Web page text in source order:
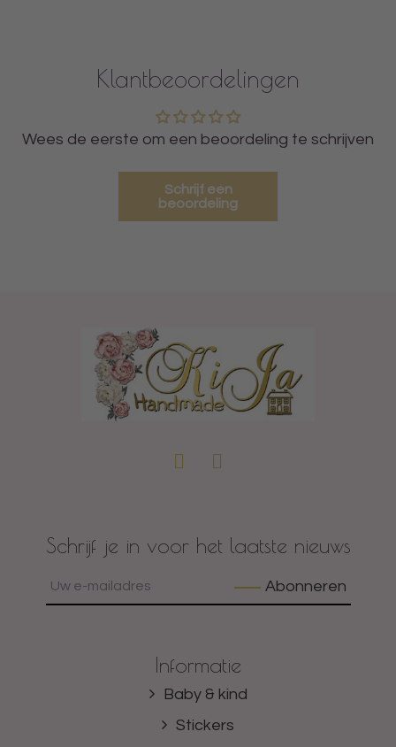
Klantbeoordelingen
Wees de eerste om een beoordeling te schrijven
Schrijf een
beoordeling
Schrijf je in voor het laatste nieuws
Abonneren
Informatie
Baby & kind
Stickers